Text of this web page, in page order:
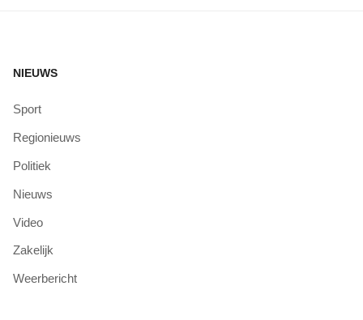
NIEUWS
Sport
Regionieuws
Politiek
Nieuws
Video
Zakelijk
Weerbericht